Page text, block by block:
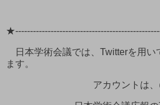
日本学術会議では、Twitterを用い
ます。
アカウントは、